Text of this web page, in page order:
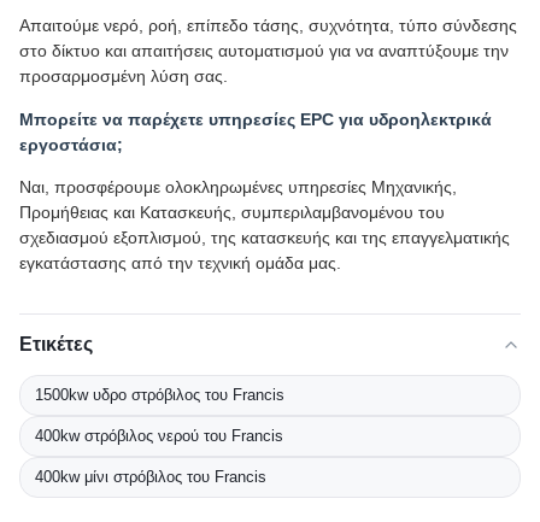
Απαιτούμε νερό, ροή, επίπεδο τάσης, συχνότητα, τύπο σύνδεσης
στο δίκτυο και απαιτήσεις αυτοματισμού για να αναπτύξουμε την
προσαρμοσμένη λύση σας.
Μπορείτε να παρέχετε υπηρεσίες EPC για υδροηλεκτρικά
εργοστάσια;
Ναι, προσφέρουμε ολοκληρωμένες υπηρεσίες Μηχανικής,
Προμήθειας και Κατασκευής, συμπεριλαμβανομένου του
σχεδιασμού εξοπλισμού, της κατασκευής και της επαγγελματικής
εγκατάστασης από την τεχνική ομάδα μας.
Ετικέτες
1500kw υδρο στρόβιλος του Francis
400kw στρόβιλος νερού του Francis
400kw μίνι στρόβιλος του Francis